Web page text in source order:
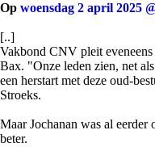
Op woensdag 2 april 2025
[..]
Vakbond CNV pleit
Bax. "Onze leden zien, net
een herstart met deze oud-
Stroeks.
Maar Jochanan was al eerder
beter.